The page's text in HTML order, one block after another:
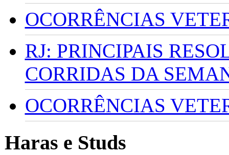
OCORRÊNCIAS
RJ: PRINCIPAIS
CORRIDAS DA
OCORRÊNCIAS
Haras e Studs